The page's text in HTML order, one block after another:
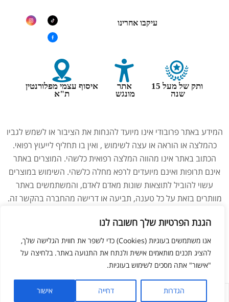
הגנת הפרטיות שלך חשובה לנו
אנו משתמשים בעוגיות (Cookies) כדי לשפר את חווית הגלישה שלך,
להציג תכנים מותאמים אישית ולנתח את התנועה באתר. בלחיצה על
"אישור" אתה מסכים לשימוש בעוגיות.
הגדרות דחייה אישור
עיקבו אחרינו
ותק של מעל 15
שנה
אתר
מונגש
איסוף עצמי מפלורנטין
ת"א
המידע באתר פרובודי אינו מיועד להנחות את הציבור או לשמש לגביו
כהמלצה או הוראה או עצה לשימוש , ואין בו תחליף לייעוץ רפואי.
הכתוב באתר אינו מהווה המלצה רפואית כלשהי. המוצרים באתר
אינם תרופות ואינם מיועדים לרפא מחלה כלשהי. השימוש במוצרים
עשוי להוביל לתוצאות שונות מאדם לאדם, והמשתמשים באתר
מוותרים בזאת על כל טענה, תביעה או דרישה מהחברה בהקשר זה.
ברופא לפני השימוש במוצרים. התמונות באתר הן להמחשה בלבד.
צריכים עזרה מנציג?